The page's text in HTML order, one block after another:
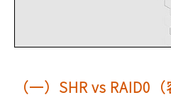
（一）SHR vs RAID0